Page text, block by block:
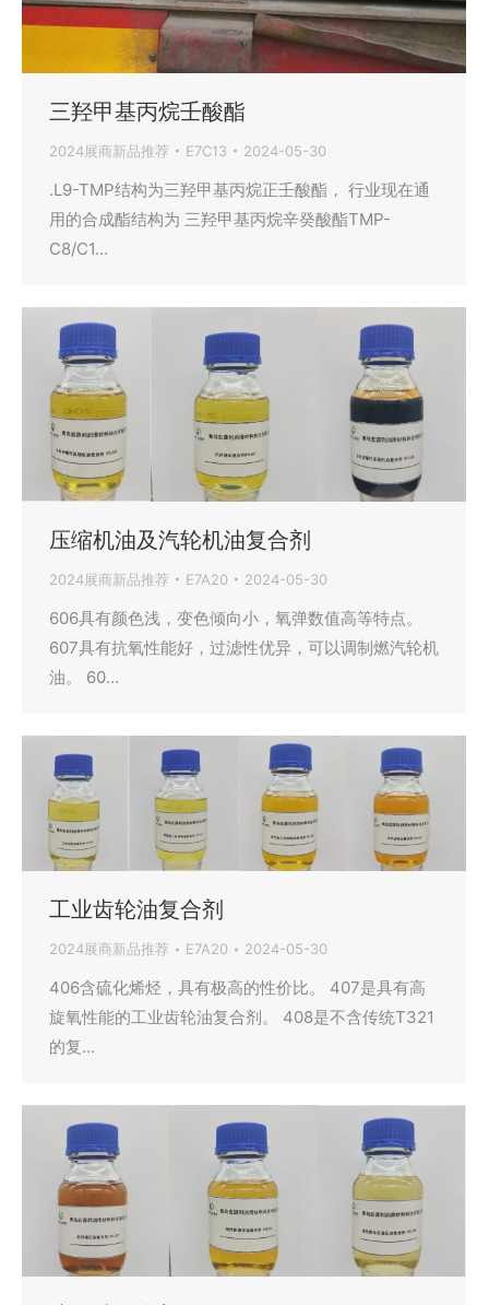
三羟甲基丙烷壬酸酯
2024展商新品推荐 E7C13 2024-05-30
.L9-TMP结构为三羟甲基丙烷正壬酸酯， 行业现在通
用的合成酯结构为 三羟甲基丙烷辛癸酸酯TMP-
C8/C1…
压缩机油及汽轮机油复合剂
2024展商新品推荐 E7A20 2024-05-30
606具有颜色浅，变色倾向小，氧弹数值高等特点。
607具有抗氧性能好，过滤性优异，可以调制燃汽轮机
油。 60…
工业齿轮油复合剂
2024展商新品推荐 E7A20 2024-05-30
406含硫化烯烃，具有极高的性价比。 407是具有高
旋氧性能的工业齿轮油复合剂。 408是不含传统T321
的复…